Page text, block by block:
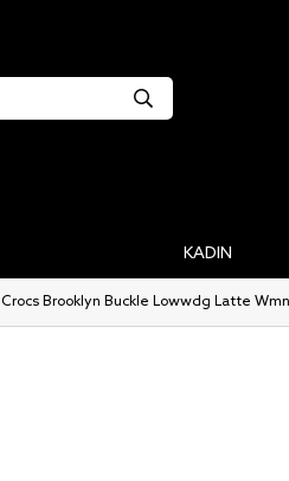
KADIN
Crocs Brooklyn Buckle Lowwdg Latte